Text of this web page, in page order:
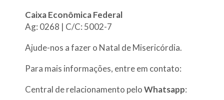
Caixa Econômica Federal
Ag: 0268 | C/C: 5002-7
Ajude-nos a fazer o Natal de Misericórdia.
Para mais informações, entre em contato:
Central de relacionamento peloWhatsapp: